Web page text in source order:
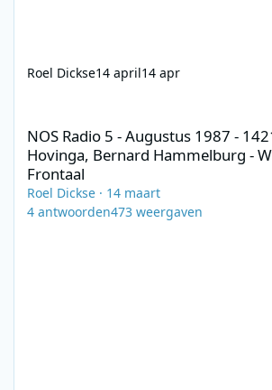
Roel Dickse14 april14 apr
NOS Radio 5 - Augustus 1987 -
Hovinga, Bernard Hammelburg -
Frontaal
Roel Dickse · 14 maart
4 antwoorden473 weergaven